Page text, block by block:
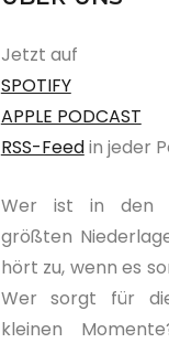
Jetzt auf
SPOTIFY
APPLE PODCAST
RSS-Feedin jeder
Wer ist in den
größten
hört zu, wenn es
Wer sorgt für
kleinen